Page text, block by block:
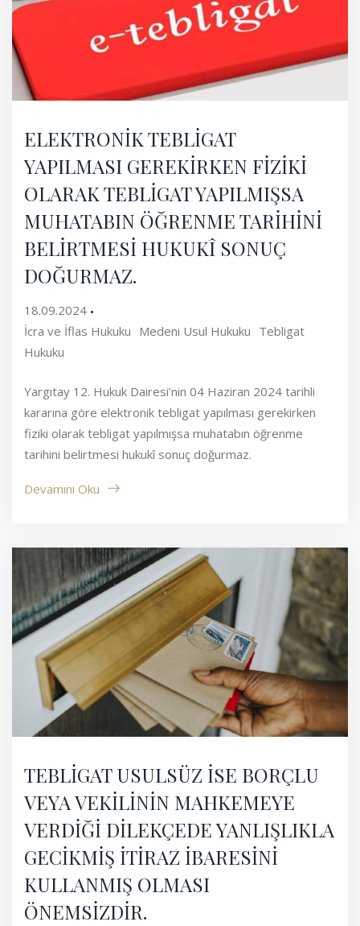
ELEKTRONİK TEBLİGAT
YAPILMASI GEREKİRKEN FİZİKİ
OLARAK TEBLİGAT YAPILMIŞSA
MUHATABIN ÖĞRENME TARİHİNİ
BELİRTMESİ HUKUKÎ SONUÇ
DOĞURMAZ.
18.09.2024
İcra ve İflas Hukuku Medeni Usul Hukuku Tebligat
Hukuku
Yargıtay 12. Hukuk Dairesi’nin 04 Haziran 2024 tarihli
kararına göre elektronik tebligat yapılması gerekirken
fiziki olarak tebligat yapılmışsa muhatabın öğrenme
tarihini belirtmesi hukukî sonuç doğurmaz.
Devamını Oku
TEBLİGAT USULSÜZ İSE BORÇLU
VEYA VEKİLİNİN MAHKEMEYE
VERDİĞİ DİLEKÇEDE YANLIŞLIKLA
GECİKMİŞ İTİRAZ İBARESİNİ
KULLANMIŞ OLMASI
ÖNEMSİZDİR.